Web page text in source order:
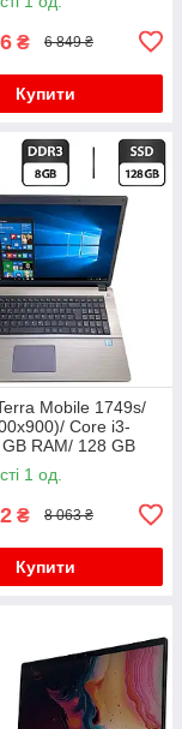
GB SSD M.2 /
₴ 6 849 ₴
Купити
Mobile 1749s/
Core i3-
RAM/ 128 GB
1 од.
₴ 8 063 ₴
Купити